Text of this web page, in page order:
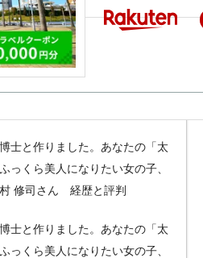
士と作りました。あなたの「太
っくら美人になりたい女の子、
修司さん 経歴と評判
士と作りました。あなたの「太
っくら美人になりたい女の子、